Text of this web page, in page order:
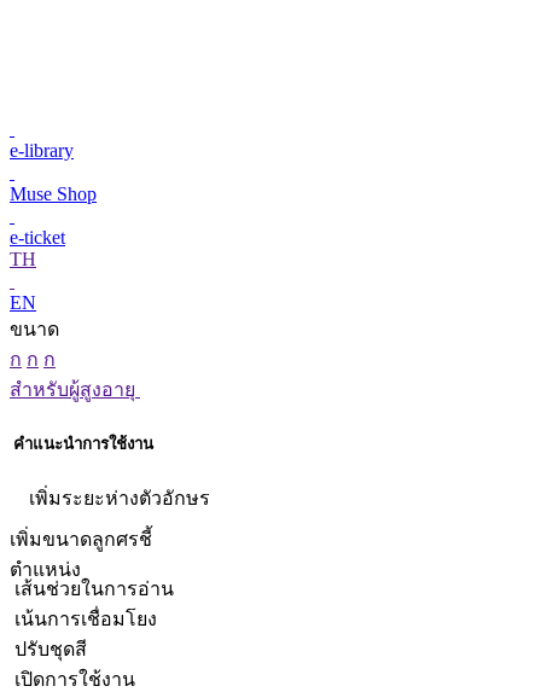
e-library
Muse Shop
e-ticket
TH
EN
ขนาด
ก ก ก
สำหรับผู้สูงอายุ
คำแนะนำการใช้งาน
เพิ่มระยะห่างตัวอักษร
เพิ่มขนาดลูกศรชี้
ตำแหน่ง
เส้นช่วยในการอ่าน
เน้นการเชื่อมโยง
ปรับชุดสี
เปิดการใช้งาน